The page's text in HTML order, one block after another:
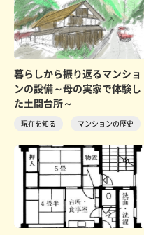
暮らしから振り返るマンショ
ンの設備～母の実家で体験し
た土間台所～
現在を知る マンションの歴史